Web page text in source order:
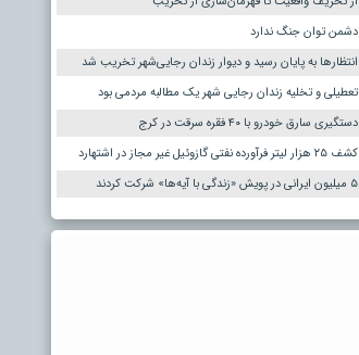
دشمن توان جنگ ندارد
انتظارها به پایان رسید و دیوار زندان رجایی‌شهر تخریب شد
تعطیلی و تخلیه زندان رجایی شهر یک مطالبه مردمی بود
دستگیری سارق خودرو با ۴۰ فقره سرقت در کرج
کشف ۲۵ هزار لیتر فرآورده نفتی گازوئیل غیر مجاز در اشتهارد
۵ میلیون ایرانی در پویش «زندگی با آیه‌ها» شرکت کردند